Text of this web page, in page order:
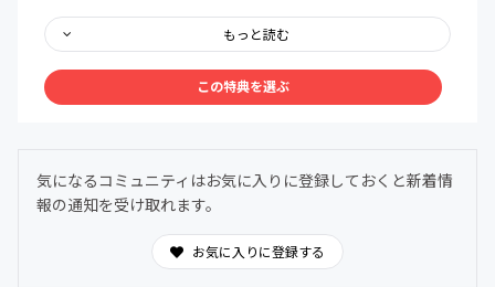
■生配信やイベント当日を逃しても後から見返すことがで
きる「専用会員ページ」ノウハウ
＜オフライン共通コンテンツ＞
強の好立地。
滞在時間無制限、ドリンク飲み放題。考えられる限りの新
型コロナウィルス対策。本サロンメンバーのみの完全会員
制コワーキングスペース兼カフェゆえに不特定多数の出入
りおよび三密回避徹底。
もっと読む
この特典を選ぶ
気になるコミュニティはお気に入りに登録しておくと新着情
報の通知を受け取れます。
お気に入りに登録する